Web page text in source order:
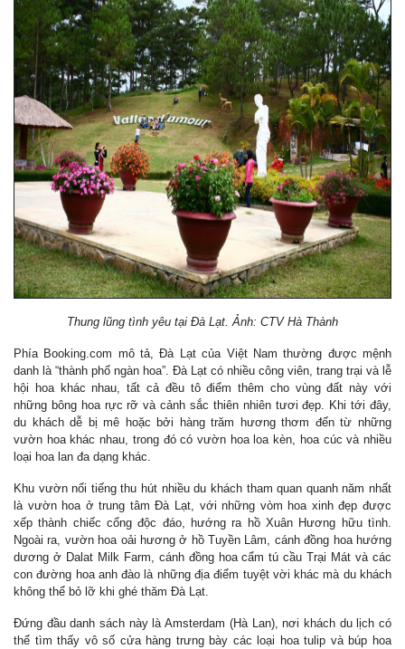
Thung lũng tình yêu tại Đà Lạt. Ảnh: CTV Hà Thành
Phía Booking.com mô tả, Đà Lạt của Việt Nam thường được mệnh
danh là “thành phố ngàn hoa”. Đà Lạt có nhiều công viên, trang trại và lễ
hội hoa khác nhau, tất cả đều tô điểm thêm cho vùng đất này với
những bông hoa rực rỡ và cảnh sắc thiên nhiên tươi đẹp. Khi tới đây,
du khách dễ bị mê hoặc bởi hàng trăm hương thơm đến từ những
vườn hoa khác nhau, trong đó có vườn hoa loa kèn, hoa cúc và nhiều
loại hoa lan đa dạng khác.
Khu vườn nổi tiếng thu hút nhiều du khách tham quan quanh năm nhất
là vườn hoa ở trung tâm Đà Lạt, với những vòm hoa xinh đẹp được
xếp thành chiếc cổng độc đáo, hướng ra hồ Xuân Hương hữu tình.
Ngoài ra, vườn hoa oải hương ở hồ Tuyền Lâm, cánh đồng hoa hướng
dương ở Dalat Milk Farm, cánh đồng hoa cẩm tú cầu Trại Mát và các
con đường hoa anh đào là những địa điểm tuyệt vời khác mà du khách
không thể bỏ lỡ khi ghé thăm Đà Lạt.
Đứng đầu danh sách này là Amsterdam (Hà Lan), nơi khách du lịch có
thể tìm thấy vô số cửa hàng trưng bày các loại hoa tulip và búp hoa